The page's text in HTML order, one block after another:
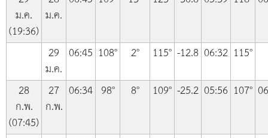
ม.ค.
(19:36)
ม.ค.
29
ม.ค.
06:45 108° 2° 115° -12.8 06:32 115°
28
ก.พ.
(07:45)
27
ก.พ.
06:34 98° 8° 109° -25.2 05:56 107°